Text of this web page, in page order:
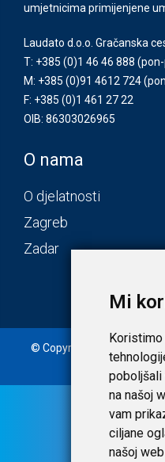
Mi
na našoj
vam
ciljane
našoj
umjetnicima primijenjene
Laudato d.o.o. Gračanska
T: +385 (0)1 46 46 888
M: +385 (0)91 4612 724
F: +385 (0)1 461 27 22
OIB: 86303026965
O nama
O djelatnosti
Zagreb
Zadar
© Copyright 2020. Laudato
7,53450